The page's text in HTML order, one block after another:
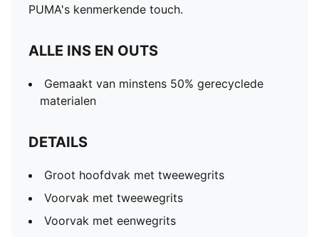
PUMA's kenmerkende touch.
ALLE INS EN OUTS
Gemaakt van minstens 50% gerecyclede
materialen
DETAILS
Groot hoofdvak met tweewegrits
Voorvak met tweewegrits
Voorvak met eenwegrits